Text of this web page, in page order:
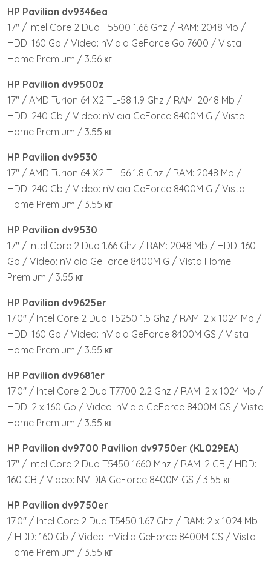
HP Pavilion dv9346ea
17″ / Intel Core 2 Duo T5500 1.66 Ghz / RAM: 2048 Mb /
HDD: 160 Gb / Video: nVidia GeForce Go 7600 / Vista
Home Premium / 3.56 кг
HP Pavilion dv9500z
17″ / AMD Turion 64 X2 TL-58 1.9 Ghz / RAM: 2048 Mb /
HDD: 240 Gb / Video: nVidia GeForce 8400M G / Vista
Home Premium / 3.55 кг
HP Pavilion dv9530
17″ / AMD Turion 64 X2 TL-56 1.8 Ghz / RAM: 2048 Mb /
HDD: 240 Gb / Video: nVidia GeForce 8400M G / Vista
Home Premium / 3.55 кг
HP Pavilion dv9530
17″ / Intel Core 2 Duo 1.66 Ghz / RAM: 2048 Mb / HDD: 160
Gb / Video: nVidia GeForce 8400M G / Vista Home
Premium / 3.55 кг
HP Pavilion dv9625er
17.0″ / Intel Core 2 Duo T5250 1.5 Ghz / RAM: 2 x 1024 Mb /
HDD: 160 Gb / Video: nVidia GeForce 8400M GS / Vista
Home Premium / 3.55 кг
HP Pavilion dv9681er
17.0″ / Intel Core 2 Duo T7700 2.2 Ghz / RAM: 2 x 1024 Mb /
HDD: 2 x 160 Gb / Video: nVidia GeForce 8400M GS / Vista
Home Premium / 3.55 кг
HP Pavilion dv9700 Pavilion dv9750er (KL029EA)
17″ / Intel Core 2 Duo T5450 1660 Mhz / RAM: 2 GB / HDD:
160 GB / Video: NVIDIA GeForce 8400M GS / 3.55 кг
HP Pavilion dv9750er
17.0″ / Intel Core 2 Duo T5450 1.67 Ghz / RAM: 2 x 1024 Mb
/ HDD: 160 Gb / Video: nVidia GeForce 8400M GS / Vista
Home Premium / 3.55 кг